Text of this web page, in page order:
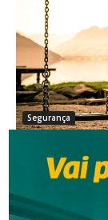
Segurança
terá de